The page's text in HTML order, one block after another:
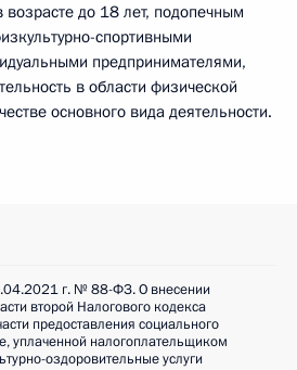
до 18 лет, подопечным
спортивными
предпринимателями,
в области физической
основного вида деятельности.
г. № 88-ФЗ. О внесении
второй Налогового кодекса
предоставления социального
уплаченной налогоплательщиком
оздоровительные услуги